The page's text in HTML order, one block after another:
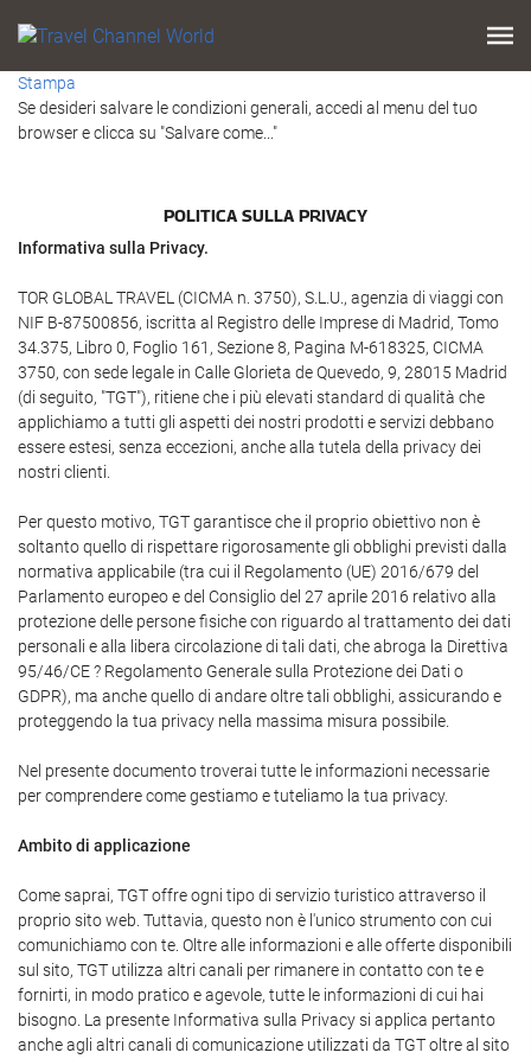
Stampa
Se desideri salvare le condizioni generali, accedi al menu del tuo
browser e clicca su "Salvare come..."
POLITICA SULLA PRIVACY
Informativa sulla Privacy.
TOR GLOBAL TRAVEL (CICMA n. 3750), S.L.U., agenzia di viaggi con
NIF B-87500856, iscritta al Registro delle Imprese di Madrid, Tomo
34.375, Libro 0, Foglio 161, Sezione 8, Pagina M-618325, CICMA
3750, con sede legale in Calle Glorieta de Quevedo, 9, 28015 Madrid
(di seguito, "TGT"), ritiene che i più elevati standard di qualità che
applichiamo a tutti gli aspetti dei nostri prodotti e servizi debbano
essere estesi, senza eccezioni, anche alla tutela della privacy dei
nostri clienti.
Per questo motivo, TGT garantisce che il proprio obiettivo non è
soltanto quello di rispettare rigorosamente gli obblighi previsti dalla
normativa applicabile (tra cui il Regolamento (UE) 2016/679 del
Parlamento europeo e del Consiglio del 27 aprile 2016 relativo alla
protezione delle persone fisiche con riguardo al trattamento dei dati
personali e alla libera circolazione di tali dati, che abroga la Direttiva
95/46/CE ? Regolamento Generale sulla Protezione dei Dati o
GDPR), ma anche quello di andare oltre tali obblighi, assicurando e
proteggendo la tua privacy nella massima misura possibile.
Nel presente documento troverai tutte le informazioni necessarie
per comprendere come gestiamo e tuteliamo la tua privacy.
Ambito di applicazione
Come saprai, TGT offre ogni tipo di servizio turistico attraverso il
proprio sito web. Tuttavia, questo non è l'unico strumento con cui
comunichiamo con te. Oltre alle informazioni e alle offerte disponibili
sul sito, TGT utilizza altri canali per rimanere in contatto con te e
fornirti, in modo pratico e agevole, tutte le informazioni di cui hai
bisogno. La presente Informativa sulla Privacy si applica pertanto
anche agli altri canali di comunicazione utilizzati da TGT oltre al sito